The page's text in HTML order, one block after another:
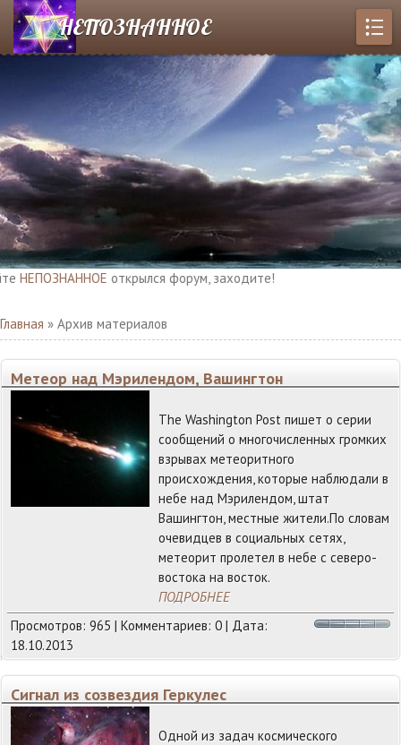
НЕПОЗНАННОЕ
открылся форум, заходите!
Главная » Архив материалов
Метеор над Мэрилендом, Вашингтон
The Washington Post пишет о серии
сообщений о многочисленных громких
взрывах метеоритного
происхождения, которые наблюдали в
небе над Мэрилендом, штат
Вашингтон, местные жители.По словам
очевидцев в социальных сетях,
метеорит пролетел в небе с северо-
востока на восток.
ПОДРОБНЕЕ
Просмотров: 965 | Комментариев: 0 | Дата:
18.10.2013
Сигнал из созвездия Геркулес
Одной из задач космического